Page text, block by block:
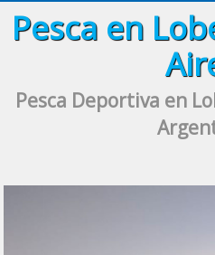
Pesca en
Pesca Deportiva en